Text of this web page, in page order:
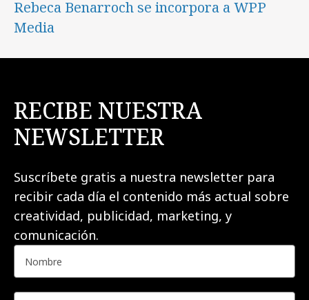
Rebeca Benarroch se incorpora a WPP
Media
RECIBE NUESTRA
NEWSLETTER
Suscríbete gratis a nuestra newsletter para
recibir cada día el contenido más actual sobre
creatividad, publicidad, marketing, y
comunicación.